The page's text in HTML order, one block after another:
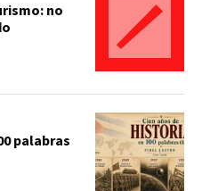
no
palabras